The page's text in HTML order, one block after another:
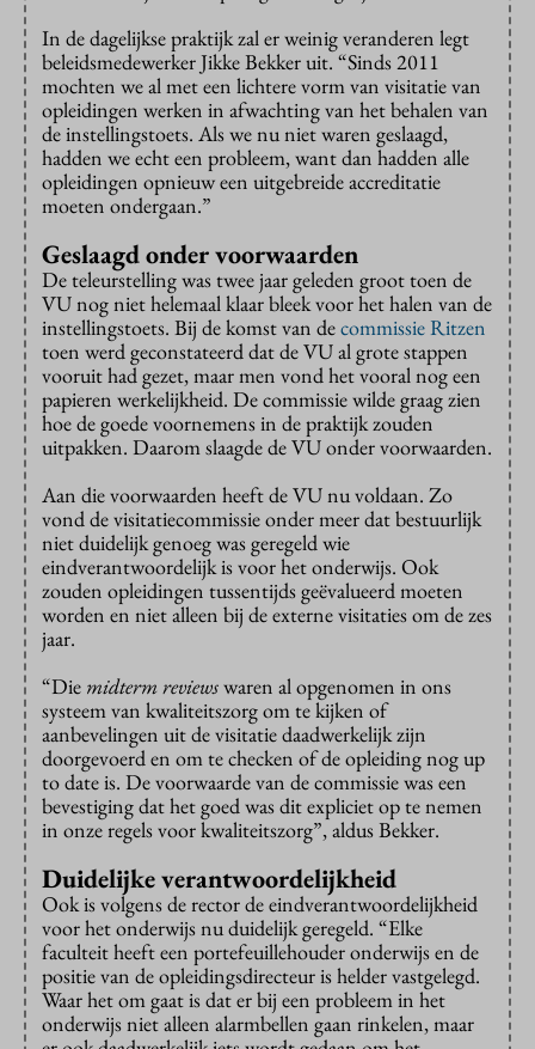
In de dagelijkse praktijk zal er weinig veranderen legt
beleidsmedewerker Jikke Bekker uit. “Sinds 2011
mochten we al met een lichtere vorm van visitatie van
opleidingen werken in afwachting van het behalen van
de instellingstoets. Als we nu niet waren geslaagd,
hadden we echt een probleem, want dan hadden alle
opleidingen opnieuw een uitgebreide accreditatie
moeten ondergaan.”
Geslaagd onder voorwaarden
De teleurstelling was twee jaar geleden groot toen de
VU nog niet helemaal klaar bleek voor het halen van de
instellingstoets. Bij de komst van decommissie Ritzen
toen werd geconstateerd dat de VU al grote stappen
vooruit had gezet, maar men vond het vooral nog een
papieren werkelijkheid. De commissie wilde graag zien
hoe de goede voornemens in de praktijk zouden
uitpakken. Daarom slaagde de VU onder voorwaarden.
Aan die voorwaarden heeft de VU nu voldaan. Zo
vond de visitatiecommissie onder meer dat bestuurlijk
niet duidelijk genoeg was geregeld wie
eindverantwoordelijk is voor het onderwijs. Ook
zouden opleidingen tussentijds geëvalueerd moeten
worden en niet alleen bij de externe visitaties om de zes
jaar.
“Die midterm reviewswaren al opgenomen in ons
systeem van kwaliteitszorg om te kijken of
aanbevelingen uit de visitatie daadwerkelijk zijn
doorgevoerd en om te checken of de opleiding nog up
to date is. De voorwaarde van de commissie was een
bevestiging dat het goed was dit expliciet op te nemen
in onze regels voor kwaliteitszorg”, aldus Bekker.
Duidelijke verantwoordelijkheid
Ook is volgens de rector de eindverantwoordelijkheid
voor het onderwijs nu duidelijk geregeld. “Elke
faculteit heeft een portefeuillehouder onderwijs en de
positie van de opleidingsdirecteur is helder vastgelegd.
Waar het om gaat is dat er bij een probleem in het
onderwijs niet alleen alarmbellen gaan rinkelen, maar